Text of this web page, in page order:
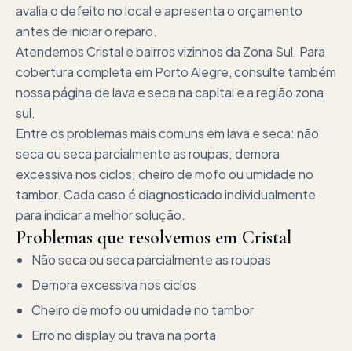
avalia o defeito no local e apresenta o orçamento
antes de iniciar o reparo.
Atendemos Cristal e bairros vizinhos da Zona Sul. Para
cobertura completa em Porto Alegre, consulte também
nossa página de lava e seca na capital e a região zona
sul.
Entre os problemas mais comuns em lava e seca: não
seca ou seca parcialmente as roupas; demora
excessiva nos ciclos; cheiro de mofo ou umidade no
tambor. Cada caso é diagnosticado individualmente
para indicar a melhor solução.
Problemas que resolvemos em Cristal
Não seca ou seca parcialmente as roupas
Demora excessiva nos ciclos
Cheiro de mofo ou umidade no tambor
Erro no display ou trava na porta